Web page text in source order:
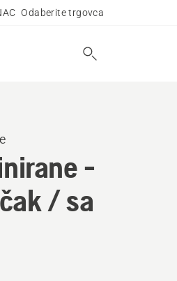
Odaberite trgovca
-
/ sa